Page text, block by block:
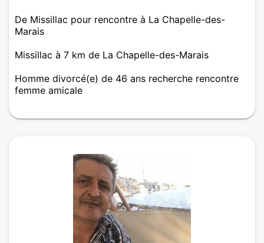
De Missillac pour rencontre à La Chapelle-des-
Marais
Missillac à 7 km de La Chapelle-des-Marais
Homme divorcé(e) de 46 ans recherche rencontre
femme amicale
vos vies. Dans le bon sens tant qu'à faire. la Bis.